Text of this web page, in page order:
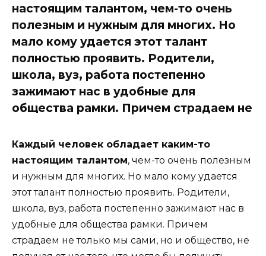
настоящим талантом, чем-то очень
полезным и нужным для многих. Но
мало кому удается этот талант
полностью проявить. Родители,
школа, вуз, работа постепенно
зажимают нас в удобные для
общества рамки. Причем страдаем не
Каждый человек обладает каким-то
настоящим талантом, чем-то очень полезным
и нужным для многих. Но мало кому удается
этот талант полностью проявить. Родители,
школа, вуз, работа постепенно зажимают нас в
удобные для общества рамки. Причем
страдаем не только мы сами, но и общество, не